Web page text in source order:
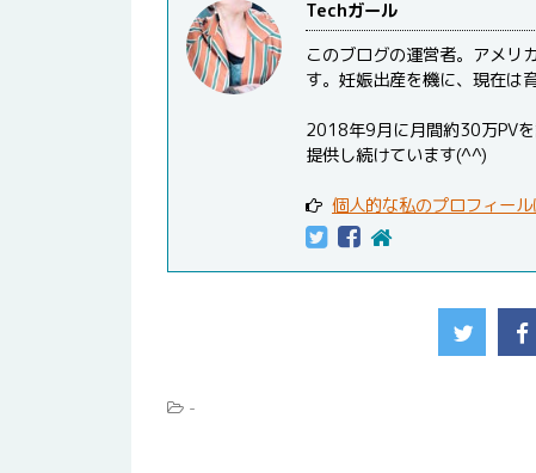
Techガール
このブログの運営者。アメリ
す。妊娠出産を機に、現在は
2018年9月に月間約30万PV
提供し続けています(^^)
個人的な私のプロフィー
-